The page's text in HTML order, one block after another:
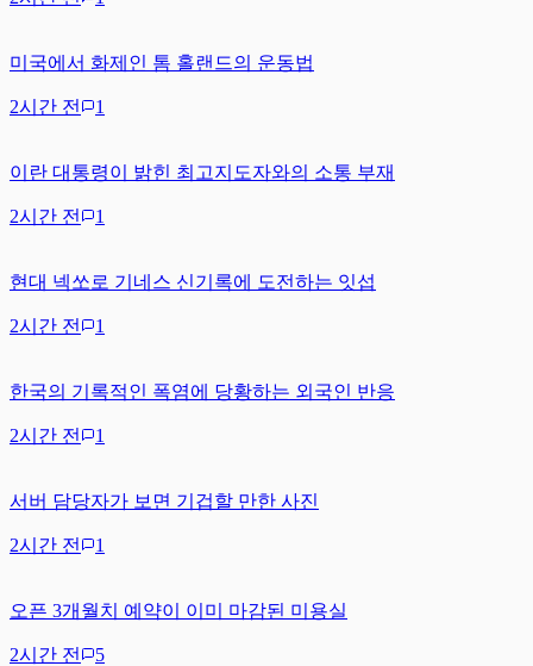
미국에서 화제인 톰 홀랜드의 운동법
2시간 전 1
이란 대통령이 밝힌 최고지도자와의 소통 부재
2시간 전 1
현대 넥쏘로 기네스 신기록에 도전하는 잇섭
2시간 전 1
한국의 기록적인 폭염에 당황하는 외국인 반응
2시간 전 1
서버 담당자가 보면 기겁할 만한 사진
2시간 전 1
오픈 3개월치 예약이 이미 마감된 미용실
2시간 전 5